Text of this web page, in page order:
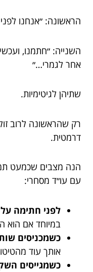
הראשונה: ״אנחנו
השנייה: ״חתמנו,
אחר לגמרי…״
שתיהן לגיטימיות.
רק שהראשונה לרוב
דרמטית.
הנה מצבים שכמעט
עם עו״ד מסחרי:
לפני חתימה
במיוחד אם הוא
כשמכניסים
אותך עוד
כשמגייסים